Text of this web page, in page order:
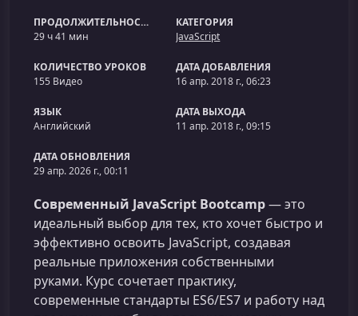
ПРОДОЛЖИТЕЛЬНОСТЬ
29 ч 41 мин
КАТЕГОРИЯ
JavaScript
КОЛИЧЕСТВО УРОКОВ
155 Видео
ДАТА ДОБАВЛЕНИЯ
16 апр. 2018 г., 06:23
ЯЗЫК
Английский
ДАТА ВЫХОДА
11 апр. 2018 г., 09:15
ДАТА ОБНОВЛЕНИЯ
29 апр. 2026 г., 00:11
Современный JavaScript Bootcamp— это
идеальный выбор для тех, кто хочет быстро и
эффективно освоить JavaScript, создавая
реальные приложения собственными
руками. Курс сочетает практику,
современные стандарты ES6/ES7 и работу над